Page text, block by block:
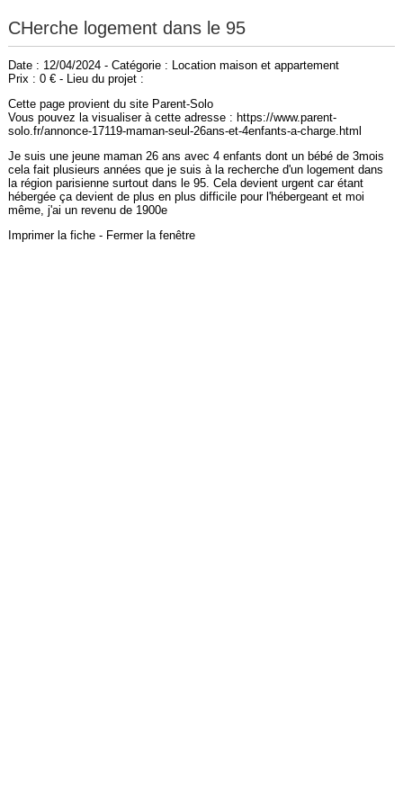
CHerche logement dans le 95
Date : 12/04/2024 - Catégorie : Location maison et appartement
Prix : 0 € - Lieu du projet :
Cette page provient du site Parent-Solo
Vous pouvez la visualiser à cette adresse : https://www.parent-
solo.fr/annonce-17119-maman-seul-26ans-et-4enfants-a-charge.html
Je suis une jeune maman 26 ans avec 4 enfants dont un bébé de 3mois
cela fait plusieurs années que je suis à la recherche d'un logement dans
la région parisienne surtout dans le 95. Cela devient urgent car étant
hébergée ça devient de plus en plus difficile pour l'hébergeant et moi
même, j'ai un revenu de 1900e
Imprimer la fiche- Fermer la fenêtre